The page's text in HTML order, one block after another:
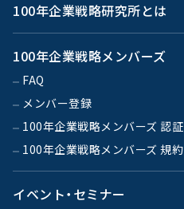
100年企業戦略研究所とは
100年企業戦略メンバーズ
FAQ
メンバー登録
100年企業戦略メンバーズ 認証
100年企業戦略メンバーズ 規約
イベント・セミナー